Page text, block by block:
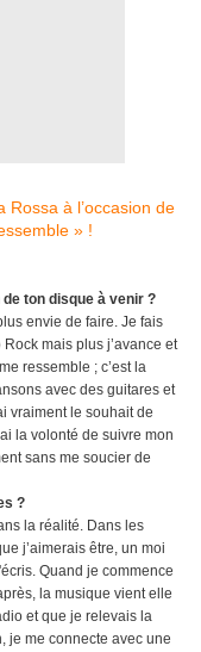
ton disque à venir ?
envie de faire. Je fais
mais plus j’avance et
ressemble ; c’est la
avec des guitares et
vraiment le souhait de
la volonté de suivre mon
sans me soucier de
?
la réalité. Dans les
j’aimerais être, un moi
Quand je commence
la musique vient elle
et que je relevais la
je me connecte avec une